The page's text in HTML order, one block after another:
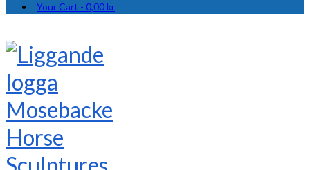
Your Cart - 0,00kr